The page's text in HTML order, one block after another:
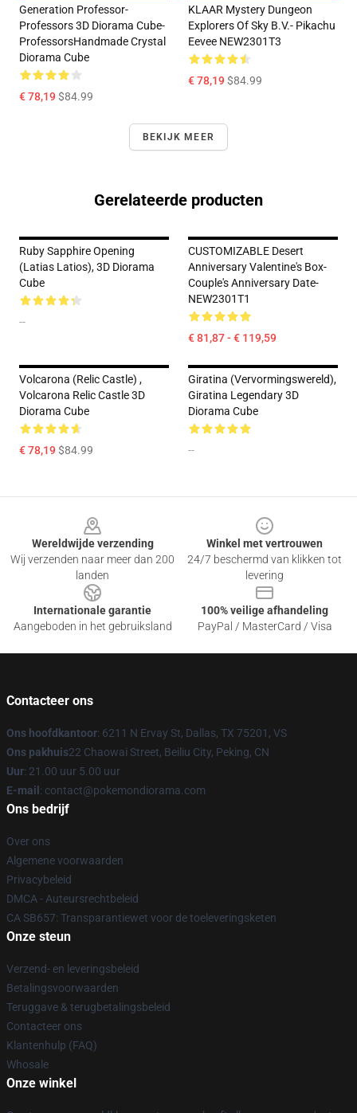
Generation Professor-
Professors 3D Diorama Cube-
ProfessorsHandmade Crystal
Diorama Cube
€ 78,19$84.99
KLAAR Mystery Dungeon
Explorers Of Sky B.v.- Pikachu
Eevee NEW2301T3
€ 78,19$84.99
BEKIJK MEER
Gerelateerde producten
Ruby Sapphire Opening
(Latias Latios), 3D Diorama
Cube
--
CUSTOMIZABLE Desert
Anniversary Valentine's Box-
Couple's Anniversary Date-
NEW2301T1
€ 81,87 - € 119,59
Volcarona (Relic Castle) ,
Volcarona Relic Castle 3D
Diorama Cube
€ 78,19$84.99
Giratina (Vervormingswereld),
Giratina Legendary 3D
Diorama Cube
--
Wereldwijde verzending
Wij verzenden naar meer dan 200
landen
Winkel met vertrouwen
24/7 beschermd van klikken tot
levering
Internationale garantie
Aangeboden in het gebruiksland
100% veilige afhandeling
PayPal / MasterCard / Visa
Contacteer ons
Ons hoofdkantoor: 6211 N Ervay St, Dallas, TX 75201, VS
Ons pakhuis22 Chaowai Street, Beiliu City, Peking, CN
Uur: 21.00 uur 5.00 uur
E-mail : contact@pokemondiorama.com
Ons bedrijf
Over ons
Algemene voorwaarden
Privacybeleid
DMCA - Auteursrechtbeleid
CA SB657: Transparantiewet voor de toeleveringsketen
Onze steun
Verzend- en leveringsbeleid
Betalingsvoorwaarden
Teruggave & terugbetalingsbeleid
Contacteer ons
Klantenhulp (FAQ)
Whosale
Onze winkel